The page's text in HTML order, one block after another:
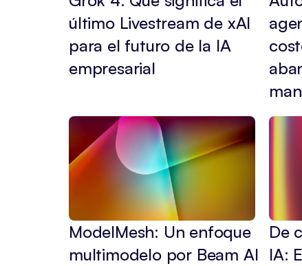
último Livestream de xAI
para el futuro de la IA
empresarial
ModelMesh: Un enfoque
multimodelo por Beam AI
De
IA: